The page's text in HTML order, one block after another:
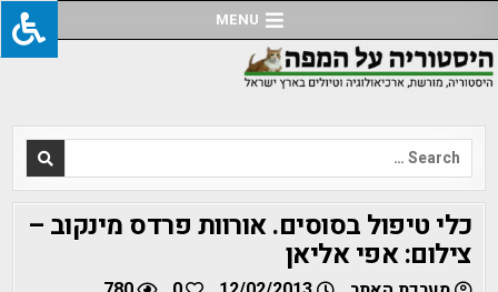
to
content
MENU
Search
for:
כלי טיפול בסוסים. אורוות פרדס מינקוב –
צילום: אפי אליאן